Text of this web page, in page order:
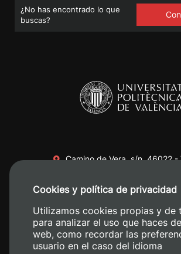
¿No has encontrado lo que
buscas?
Camino de Vera, s/n. 46022 -
+34 620 04 00 50
Cookies y política de privacidad
Utilizamos cookies propias y de
para analizar el uso que haces
web, como recordar las
usuario en el caso del idioma